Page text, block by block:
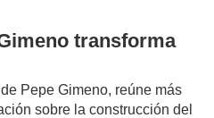
transforma
Pepe Gimeno, reúne más
sobre la construcción del